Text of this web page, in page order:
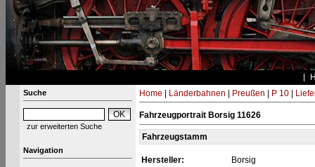
Suche
zur erweiterten Suche
Navigation
Home Länderbahnen Preußen P 10|
Fahrzeugportrait Borsig 11626
Fahrzeugstamm
Hersteller:
Borsig